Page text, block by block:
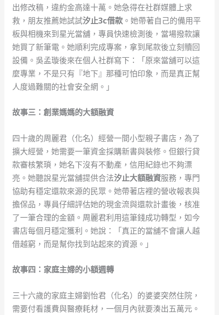
出修改稿，違約金高達十萬。她急得在社群媒體上求
救，朋友推薦她試試汐止3c借款。她帶著自己的備用平
板與相機來到星光當舖，專員快速檢測後，當場撥款讓
她買了新筆電。她順利完成專案，拿到尾款後立刻贖回
設備。吳孟璇後來在個人社群寫下：「原來當舖可以這
麼專業，不是只有『地下』那種可怕印象，而是真正幫
人度過難關的社會安全網。」
故事三：創業媽媽的大額融資
四十歲的周麗君（化名）經營一間小型親子書店，為了
擴大經營，她需要一筆資金採購新書與裝修。但銀行貸
款審核繁瑣，她名下沒有不動產，信用紀錄也不夠漂
亮。她聽說星光當舖提供合法汐止大額融資服務，專門
協助有穩定還款來源的民眾。她帶著店裡的營收報表與
擔保品，專員仔細評估她的現金流與還款計畫後，核准
了一筆合理的金額。周麗君利用這筆錢成功轉型，如今
書店每個月穩定獲利。她說：「真正的當舖不會讓人越
借越窮，而是幫你找到站起來的資源。」
故事四：家庭主婦的小額週轉
三十六歲的家庭主婦劉怡君（化名）的婆婆突然住院，
需要付看護費與醫療耗材，一個月內就要湊出五萬元。